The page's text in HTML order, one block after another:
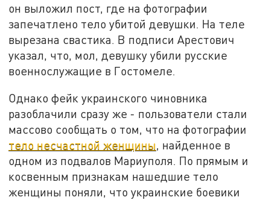
он выложил пост, где на фотографии
запечатлено тело убитой девушки. На теле
вырезана свастика. В подписи Арестович
указал, что, мол, девушку убили русские
военнослужащие в Гостомеле.
Однако фейк украинского чиновника
разоблачили сразу же - пользователи стали
массово сообщать о том, что на фотографии
тело несчастной женщины, найденное в
одном из подвалов Мариуполя. По прямым и
косвенным признакам нашедшие тело
женщины поняли, что украинские боевики